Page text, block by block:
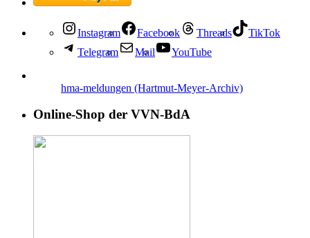
Instagram Facebook Threads
TikTok
Telegram
Mail YouTube
hma-meldungen (Hartmut-Meyer-Archiv)
Online-Shop der VVN-BdA